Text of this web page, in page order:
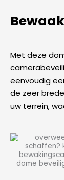
Met deze
eenvoudig
de zeer
uw terrein,